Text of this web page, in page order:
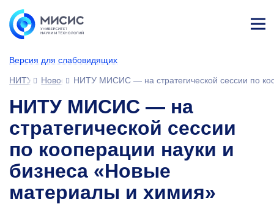
Версия для слабовидящих
ине
НИТУ МИСИС
НовостиНИТУ МИСИС — на стратегической сессии по
НИТУ МИСИС — на
стратегической сессии
по кооперации науки и
бизнеса «Новые
материалы и химия»